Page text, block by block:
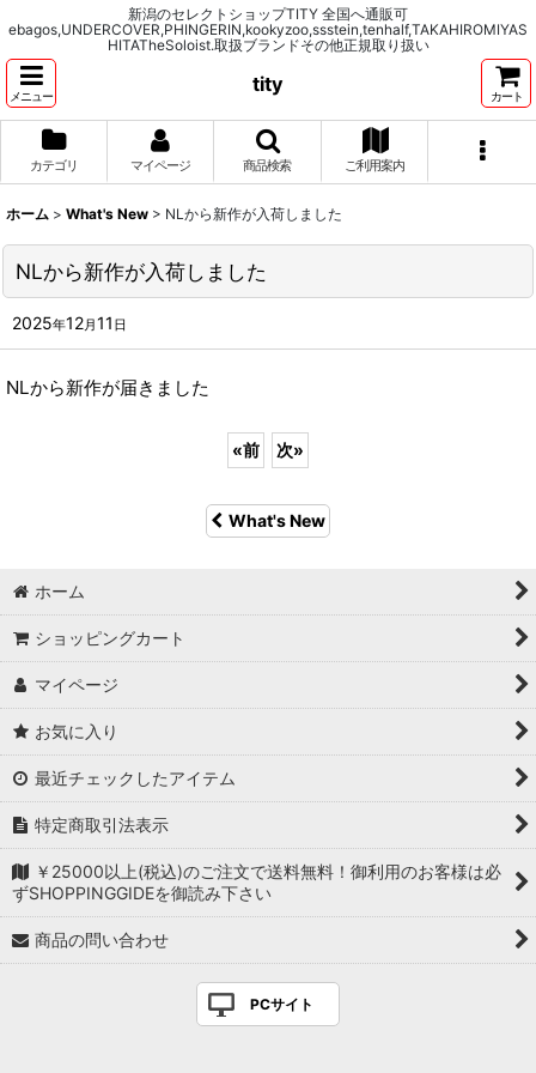
新潟のセレクトショップTITY 全国へ通販可
ebagos,UNDERCOVER,PHINGERIN,kookyzoo,ssstein,tenhalf,TAKAHIROMIYAS
HITATheSoloist.取扱ブランドその他正規取り扱い
メニュー
tity
カート
カテゴリ マイページ 商品検索 ご利用案内
ホーム > What's New > NLから新作が入荷しました
NLから新作が入荷しました
2025年12月11 日
NLから新作が届きました
«前 次»
What's New
ホーム
ショッピングカート
マイページ
お気に入り
最近チェックしたアイテム
特定商取引法表示
￥25000以上(税込)のご注文で送料無料！御利用のお客様は必
ずSHOPPINGGIDEを御読み下さい
商品の問い合わせ
PCサイト